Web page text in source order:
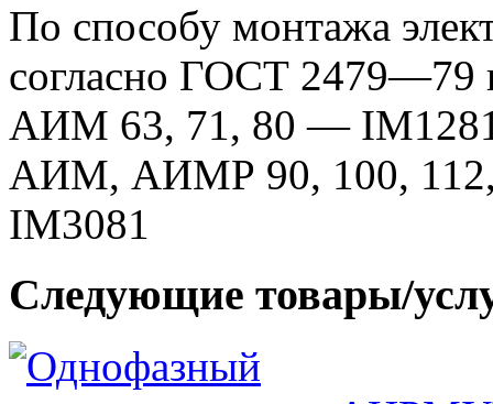
По способу монтажа
согласно ГОСТ 2479—79
АИМ 63, 71, 80 —
АИМ, АИМР 90, 100,
IM3081
Следующие товары/